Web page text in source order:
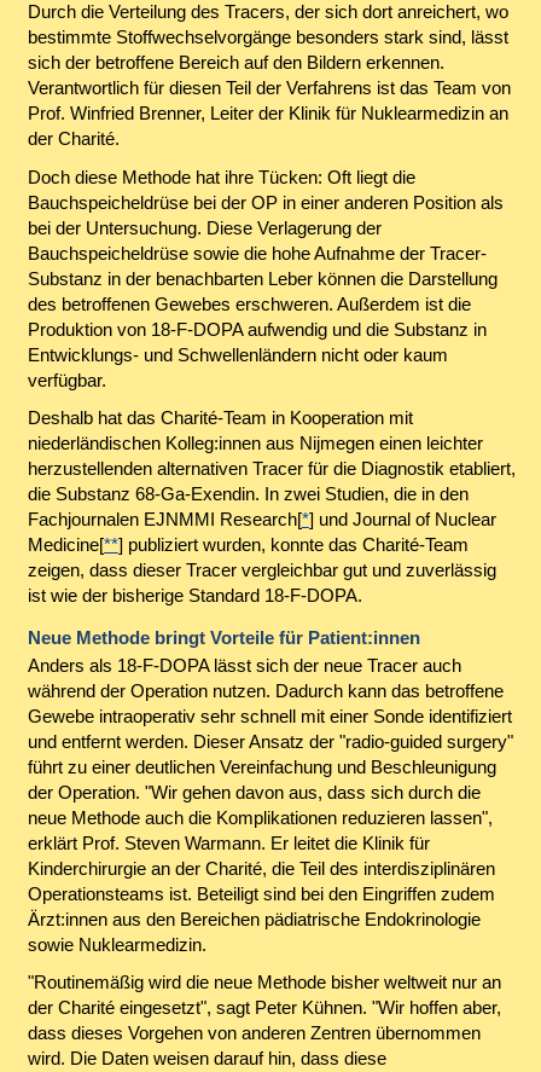
Durch die Verteilung des Tracers, der sich dort anreichert, wo
bestimmte Stoffwechselvorgänge besonders stark sind, lässt
sich der betroffene Bereich auf den Bildern erkennen.
Verantwortlich für diesen Teil der Verfahrens ist das Team von
Prof. Winfried Brenner, Leiter der Klinik für Nuklearmedizin an
der Charité.
Doch diese Methode hat ihre Tücken: Oft liegt die
Bauchspeicheldrüse bei der OP in einer anderen Position als
bei der Untersuchung. Diese Verlagerung der
Bauchspeicheldrüse sowie die hohe Aufnahme der Tracer-
Substanz in der benachbarten Leber können die Darstellung
des betroffenen Gewebes erschweren. Außerdem ist die
Produktion von 18-F-DOPA aufwendig und die Substanz in
Entwicklungs- und Schwellenländern nicht oder kaum
verfügbar.
Deshalb hat das Charité-Team in Kooperation mit
niederländischen Kolleg:innen aus Nijmegen einen leichter
herzustellenden alternativen Tracer für die Diagnostik etabliert,
die Substanz 68-Ga-Exendin. In zwei Studien, die in den
Fachjournalen EJNMMI Research[*] und Journal of Nuclear
Medicine[**] publiziert wurden, konnte das Charité-Team
zeigen, dass dieser Tracer vergleichbar gut und zuverlässig
ist wie der bisherige Standard 18-F-DOPA.
Neue Methode bringt Vorteile für Patient:innen
Anders als 18-F-DOPA lässt sich der neue Tracer auch
während der Operation nutzen. Dadurch kann das betroffene
Gewebe intraoperativ sehr schnell mit einer Sonde identifiziert
und entfernt werden. Dieser Ansatz der "radio-guided surgery"
führt zu einer deutlichen Vereinfachung und Beschleunigung
der Operation. "Wir gehen davon aus, dass sich durch die
neue Methode auch die Komplikationen reduzieren lassen",
erklärt Prof. Steven Warmann. Er leitet die Klinik für
Kinderchirurgie an der Charité, die Teil des interdisziplinären
Operationsteams ist. Beteiligt sind bei den Eingriffen zudem
Ärzt:innen aus den Bereichen pädiatrische Endokrinologie
sowie Nuklearmedizin.
"Routinemäßig wird die neue Methode bisher weltweit nur an
der Charité eingesetzt", sagt Peter Kühnen. "Wir hoffen aber,
dass dieses Vorgehen von anderen Zentren übernommen
wird. Die Daten weisen darauf hin, dass diese